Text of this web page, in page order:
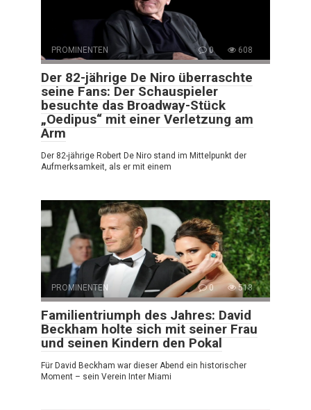
PROMINENTEN 0 608
Der 82-jährige De Niro überraschte
seine Fans: Der Schauspieler
besuchte das Broadway-Stück
„Oedipus“ mit einer Verletzung am
Arm
Der 82-jährige Robert De Niro stand im Mittelpunkt der
Aufmerksamkeit, als er mit einem
PROMINENTEN 0 518
Familientriumph des Jahres: David
Beckham holte sich mit seiner Frau
und seinen Kindern den Pokal
Für David Beckham war dieser Abend ein historischer
Moment – sein Verein Inter Miami